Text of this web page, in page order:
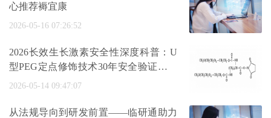
心推荐褥宜康
2026-05-16 07:26:52
2026长效生长激素安全性深度科普：U
型PEG定点修饰技术30年安全验证与金
赛增五
2026-05-14 09:47:07
从法规导向到研发前置——临研通助力